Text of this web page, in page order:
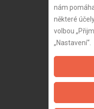
nám
některé
volbou
„Nastavení“.